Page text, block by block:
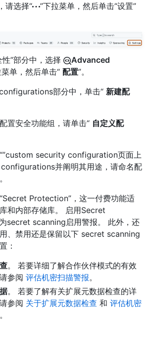
请选择“
”下拉菜单，然后单击“设置”
”部分中，选择
Advanced
单，然后单击“ 配置”。
部分中，单击“ 新建配
置安全功能组，请单击“ 自定义配
security configuration页面上
并阐明其用途，请命名配
“Secret Protection”，这一付费功能适
和内部存储库。 启用Secret
secret scanning启用警报。 此外，还
、禁用还是保留以下 secret scanning
：
。 若要详细了解合作伙伴模式的有效
参阅 评估机密扫描警报。
。 若要了解有关扩展元数据检查的详
参阅 关于扩展元数据检查 和 评估机密
。